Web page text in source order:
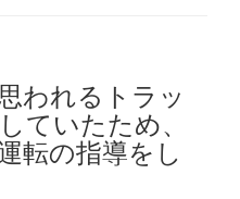
われるトラッ
ていたため、
転の指導をし